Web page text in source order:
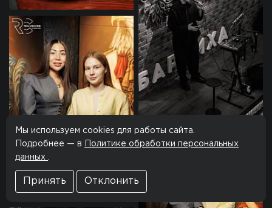
Мы используем cookies для работы сайта.
Подробнее — в
Политике обработки персональных
данных
Принять Отклонить